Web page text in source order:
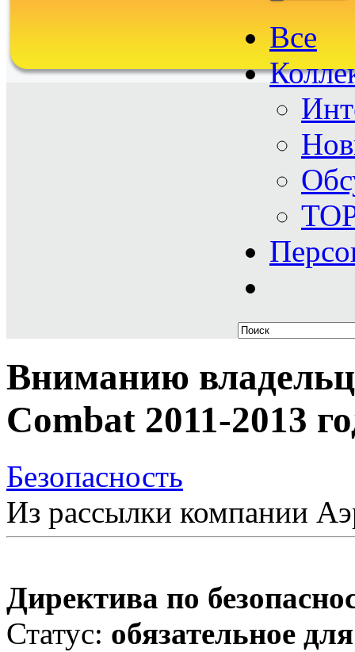
Все
Вниманию
Combat 2011-2013
Безопасность
Из рассылки компании
Директива по
Статус: обязательное